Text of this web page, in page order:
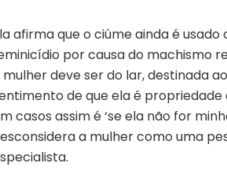
afirma que o ciúme ainda é
por causa do machismo
mulher deve ser do lar, destinada
de que ela é propriedade
casos assim é ‘se ela não for
a mulher como uma